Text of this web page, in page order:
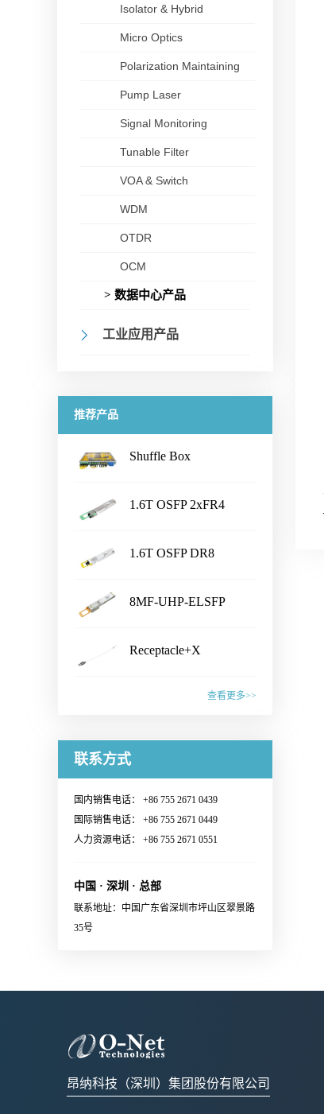
Isolator & Hybrid
Micro Optics
Polarization Maintaining
Pump Laser
Signal Monitoring
Tunable Filter
VOA & Switch
WDM
OTDR
OCM
> 数据中心产品
工业应用产品
推荐产品
Shuffle Box
Chassis Size：1U/2U/3U/4U/
LC /CS /SN /MPO /MMC /SN-
with smaller wiring space· Fiber
Aluminum alloy/ Zn-plate/
围· Datacenter· CPO Integrated
Switching System· Ultra-large-
scale AI GPU computing cluster·
High-performance Computing
(HPC) Supercomputing Center联
系销售，获取更多信息：
1.6T OSFP 2xFR4
Transceiver产品特性·
MSA compliant· CMIS5.2
多信息：Sales@o-netcom.com
1.6T OSFP DR8
Transceiver产品特性·
MSA compliant· CMIS 5.2
Dual MPO-12 or MPO-16应用
售，获取更多信息：Sales@o-
netcom.com
8MF-UHP-ELSFP
Continuous Wave (CW) lasers·
channel· Low power
consumption· Build in blind mate
optical and electrical connectors·
connector· System and eye safety
support· Single 3.3V power
Receptacle+X
性· Pull force 1-3N or
customer · Wiggle test comply
with IEC and Cisco
standard· Various types of
· Datacenter · EDFA· Coherent
communication module 联系销
查看更多>>
联系方式
国内销售电话： +86 755 2671 0439
国际销售电话： +86 755 2671 0449
人力资源电话： +86 755 2671 0551
中国 · 深圳 · 总部
联系地址：中国广东省深圳市坪山区翠景路
35号
昂纳科技（深圳）集团股份有限公司